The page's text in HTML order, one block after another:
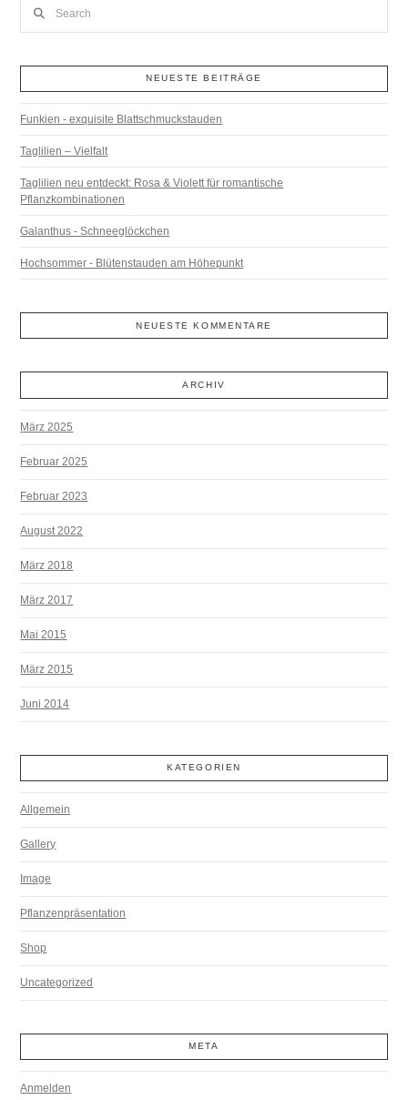
NEUESTE BEITRÄGE
Funkien - exquisite Blattschmuckstauden
Taglilien – Vielfalt
Taglilien neu entdeckt: Rosa & Violett für romantische
Pflanzkombinationen
Galanthus - Schneeglöckchen
Hochsommer - Blütenstauden am Höhepunkt
NEUESTE KOMMENTARE
ARCHIV
März 2025
Februar 2025
Februar 2023
August 2022
März 2018
März 2017
Mai 2015
März 2015
Juni 2014
KATEGORIEN
Allgemein
Gallery
Image
Pflanzenpräsentation
Shop
Uncategorized
META
Anmelden